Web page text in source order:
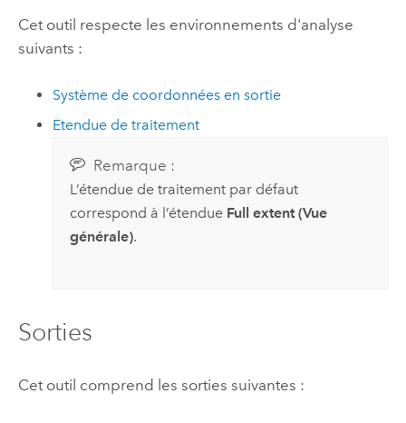
Cet outil respecte les environnements d'analyse
suivants :
Système de coordonnées en sortie
Etendue de traitement
Remarque :
L’étendue de traitement par défaut
correspond à l’étendue Full extent (Vue
générale).
Sorties
Cet outil comprend les sorties suivantes :